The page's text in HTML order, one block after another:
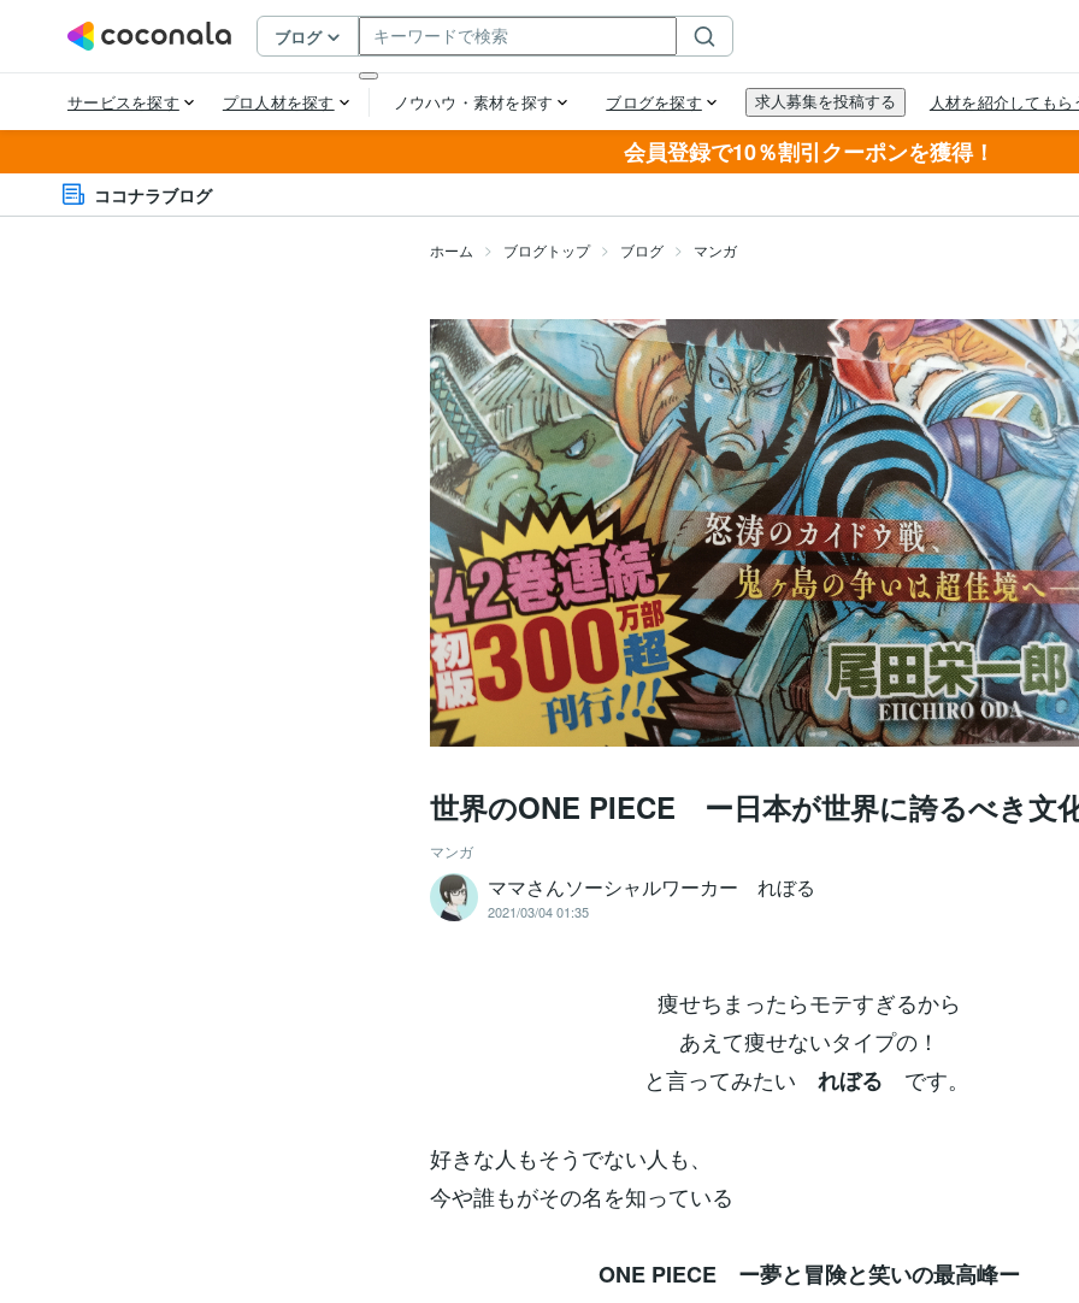
会員登録で10％割引クーポンを獲得！
ココナラブログ
ホーム ブログトップ ブログ マンガ
世界のONE PIECE ー日本が世界に誇るべき文
マンガ
ママさんソーシャルワーカー れぼる
2021/03/04 01:35
痩せちまったらモテすぎるから
あえて痩せないタイプの！
と言ってみたい れぼる です。
好きな人もそうでない人も、
今や誰もがその名を知っている
ONE PIECE ー夢と冒険と笑いの最高峰ー